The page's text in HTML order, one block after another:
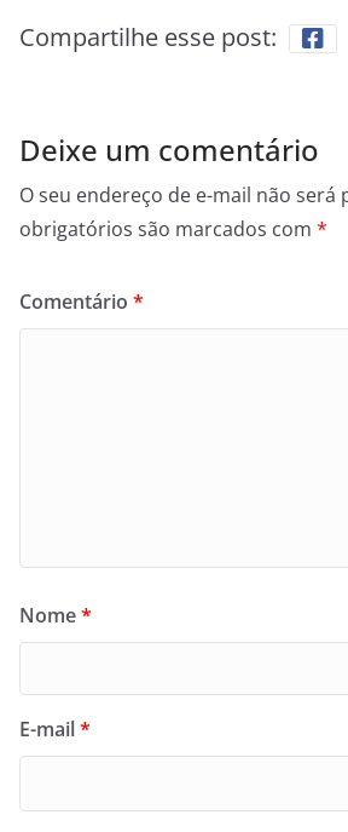
Compartilhe esse post:
Deixe um comentário
O seu endereço de e-mail não será
obrigatórios são marcados com *
Comentário *
Nome*
E-mail*